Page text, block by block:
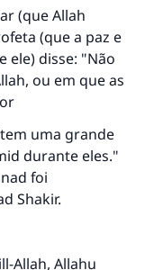
(que Allah
(que a paz e
ele) disse: "Não
ou em que as
uma grande
durante eles."
foi
Shakir.
Allah, Allahu